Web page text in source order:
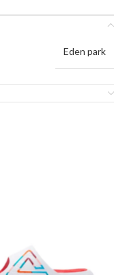
Eden park